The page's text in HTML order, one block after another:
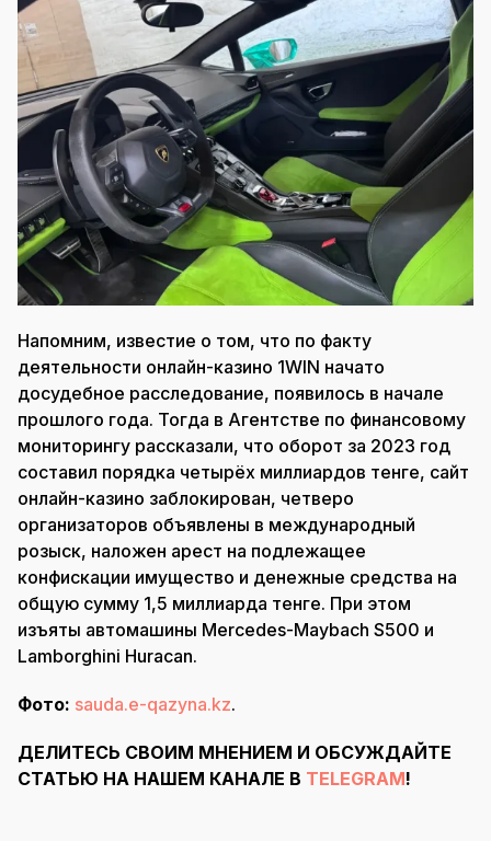
Напомним, известие о том, что по факту
деятельности онлайн-казино 1WIN начато
досудебное расследование, появилось в начале
прошлого года. Тогда в Агентстве по финансовому
мониторингу рассказали, что оборот за 2023 год
составил порядка четырёх миллиардов тенге, сайт
онлайн-казино заблокирован, четверо
организаторов объявлены в международный
розыск, наложен арест на подлежащее
конфискации имущество и денежные средства на
общую сумму 1,5 миллиарда тенге. При этом
изъяты автомашины Mercedes-Maybach S500 и
Lamborghini Huracan.
Фото: sauda.e-qazyna.kz.
ДЕЛИТЕСЬ СВОИМ МНЕНИЕМ И ОБСУЖДАЙТЕ
СТАТЬЮ НА НАШЕМ КАНАЛЕ В TELEGRAM!